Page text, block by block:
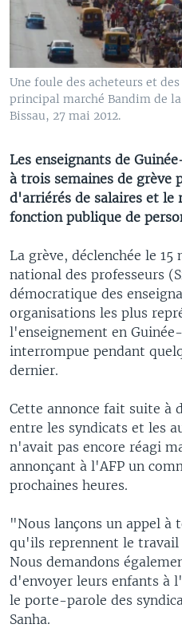
Une foule des acheteurs et
principal marché Bandim de
Bissau, 27 mai 2012.
Les enseignants de
à trois semaines de grève
d'arriérés de salaires et le
fonction publique de
La grève, déclenchée le 15
national des professeurs
démocratique des
organisations les plus
l'enseignement en
interrompue pendant
dernier.
Cette annonce fait suite à
entre les syndicats et les
n'avait pas encore réagi
annonçant à l'AFP un
prochaines heures.
"Nous lançons un appel à
qu'ils reprennent le
Nous demandons
d'envoyer leurs enfants à
le porte-parole des
Sanha.